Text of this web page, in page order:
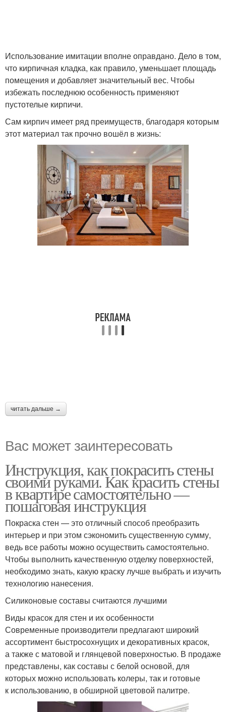
Использование имитации вполне оправдано. Дело в том,
что кирпичная кладка, как правило, уменьшает площадь
помещения и добавляет значительный вес. Чтобы
избежать последнюю особенность применяют
пустотелые кирпичи.
Сам кирпич имеет ряд преимуществ, благодаря которым
этот материал так прочно вошёл в жизнь:
читать дальше →
Вас может заинтересовать
Инструкция, как покрасить стены
своими руками. Как красить стены
в квартире самостоятельно —
пошаговая инструкция
Покраска стен — это отличный способ преобразить
интерьер и при этом сэкономить существенную сумму,
ведь все работы можно осуществить самостоятельно.
Чтобы выполнить качественную отделку поверхностей,
необходимо знать, какую краску лучше выбрать и изучить
технологию нанесения.
Силиконовые составы считаются лучшими
Виды красок для стен и их особенности
Современные производители предлагают широкий
ассортимент быстросохнущих и декоративных красок,
а также с матовой и глянцевой поверхностью. В продаже
представлены, как составы с белой основой, для
которых можно использовать колеры, так и готовые
к использованию, в обширной цветовой палитре.